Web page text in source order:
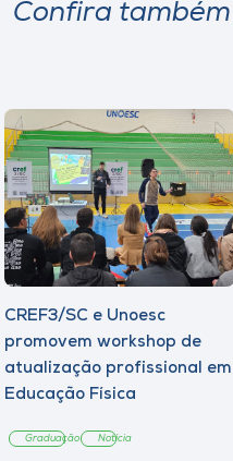
Confira também
CREF3/SC e Unoesc
promovem workshop de
atualização profissional em
Educação Física
Graduação Notícia